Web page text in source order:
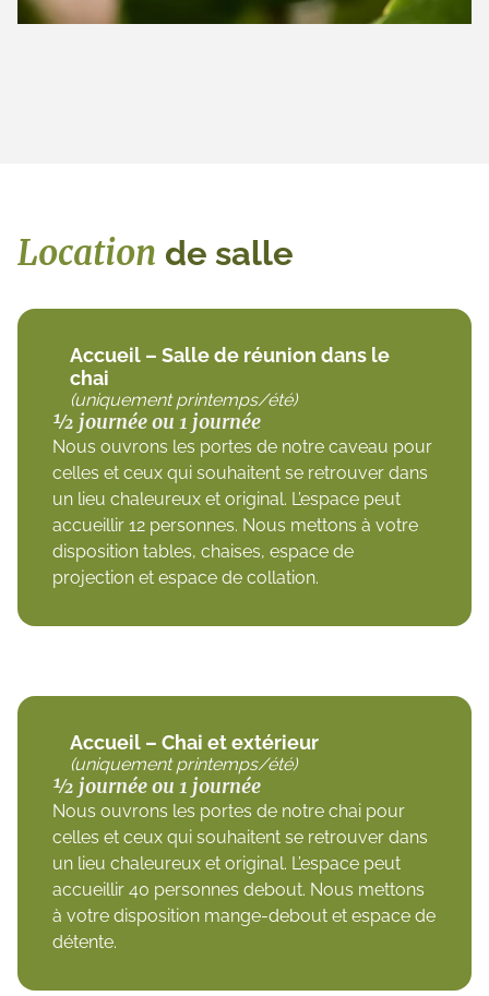
Location de salle
Accueil – Salle de réunion dans le
chai
(uniquement printemps/été)
½ journée ou 1 journée
Nous ouvrons les portes de notre caveau pour
celles et ceux qui souhaitent se retrouver dans
un lieu chaleureux et original. L’espace peut
accueillir 12 personnes. Nous mettons à votre
disposition tables, chaises, espace de
projection et espace de collation.
Accueil – Chai et extérieur
(uniquement printemps/été)
½ journée ou 1 journée
Nous ouvrons les portes de notre chai pour
celles et ceux qui souhaitent se retrouver dans
un lieu chaleureux et original. L’espace peut
accueillir 40 personnes debout. Nous mettons
à votre disposition mange-debout et espace de
détente.